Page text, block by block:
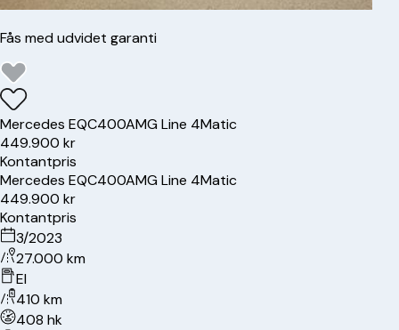
Fås med udvidet garanti
Mercedes EQC400AMG Line 4Matic
449.900 kr
Kontantpris
Mercedes EQC400AMG Line 4Matic
449.900 kr
Kontantpris
3/2023
27.000 km
El
410 km
408 hk